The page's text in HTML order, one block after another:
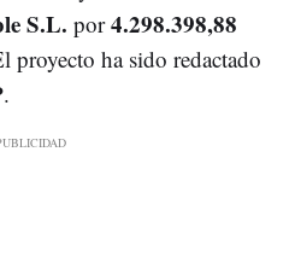
S.L. por4.298.398,88
ha sido redactado
.